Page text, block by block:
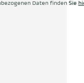
Daten finden Sie